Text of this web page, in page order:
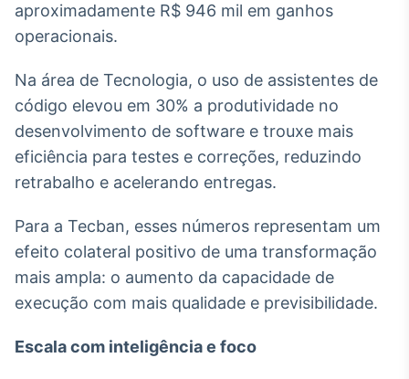
Tokenização
Crédito
Em breve
aproximadamente R$ 946 mil em ganhos
operacionais.
Na área de Tecnologia, o uso de assistentes de
código elevou em 30% a produtividade no
desenvolvimento de software e trouxe mais
eficiência para testes e correções, reduzindo
retrabalho e acelerando entregas.
Para a Tecban, esses números representam um
efeito colateral positivo de uma transformação
mais ampla: o aumento da capacidade de
execução com mais qualidade e previsibilidade.
Escala com inteligência e foco